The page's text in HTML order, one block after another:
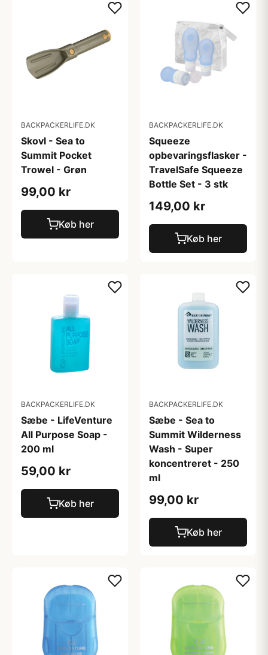
BACKPACKERLIFE.DK
Skovl - Sea to
Summit Pocket
Trowel - Grøn
99,00 kr
Køb her
BACKPACKERLIFE.DK
Squeeze
opbevaringsflasker -
TravelSafe Squeeze
Bottle Set - 3 stk
149,00 kr
Køb her
BACKPACKERLIFE.DK
Sæbe - LifeVenture
All Purpose Soap -
200 ml
59,00 kr
Køb her
BACKPACKERLIFE.DK
Sæbe - Sea to
Summit Wilderness
Wash - Super
koncentreret - 250
ml
99,00 kr
Køb her